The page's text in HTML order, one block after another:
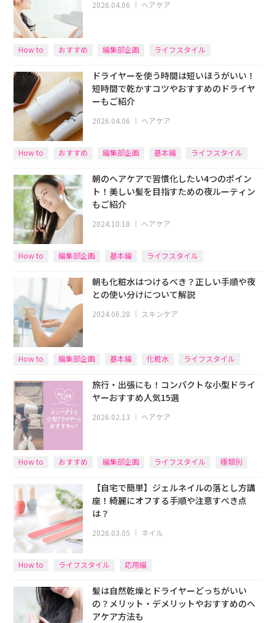
2026.04.06 ヘアケア
How to おすすめ 編集部企画 ライフスタイル
ドライヤーを使う時間は短いほうがいい！
短時間で乾かすコツやおすすめのドライヤ
ーもご紹介
2026.04.06 ｜ ヘアケア
How to おすすめ 編集部企画 基本編 ライフスタイル
朝のヘアケアで習慣化したい4つのポイン
ト！美しい髪を目指すための夜ルーティン
もご紹介
2024.10.18 ｜ ヘアケア
How to 編集部企画 基本編 ライフスタイル
朝も化粧水はつけるべき？正しい手順や夜
との使い分けについて解説
2024.06.28 ｜ スキンケア
How to 編集部企画 基本編 化粧水 ライフスタイル
旅行・出張にも！コンパクトな小型ドライ
ヤーおすすめ人気15選
2026.02.13 ｜ ヘアケア
How to おすすめ 編集部企画 ライフスタイル 種類別
【自宅で簡単】ジェルネイルの落とし方講
座！綺麗にオフする手順や注意すべき点
は？
2026.03.05 ｜ ネイル
How to ライフスタイル 応用編
髪は自然乾燥とドライヤーどっちがいい
の？メリット・デメリットやおすすめのヘ
アケア方法も